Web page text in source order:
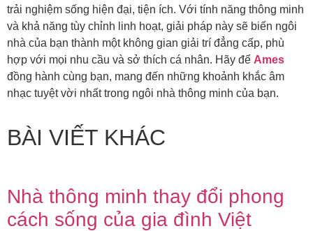
trải nghiệm sống hiện đại, tiện ích. Với tính năng thông minh
và khả năng tùy chỉnh linh hoạt, giải pháp này sẽ biến ngôi
nhà của bạn thành một không gian giải trí đẳng cấp, phù
hợp với mọi nhu cầu và sở thích cá nhân. Hãy để Ames
đồng hành cùng bạn, mang đến những khoảnh khắc âm
nhạc tuyệt vời nhất trong ngôi nhà thông minh của bạn.
BÀI VIẾT KHÁC
Nhà thông minh thay đổi phong
cách sống của gia đình Việt